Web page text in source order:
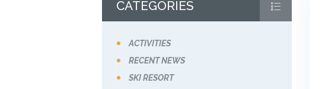
CATEGORIES
ACTIVITIES
RECENT NEWS
SKI RESORT